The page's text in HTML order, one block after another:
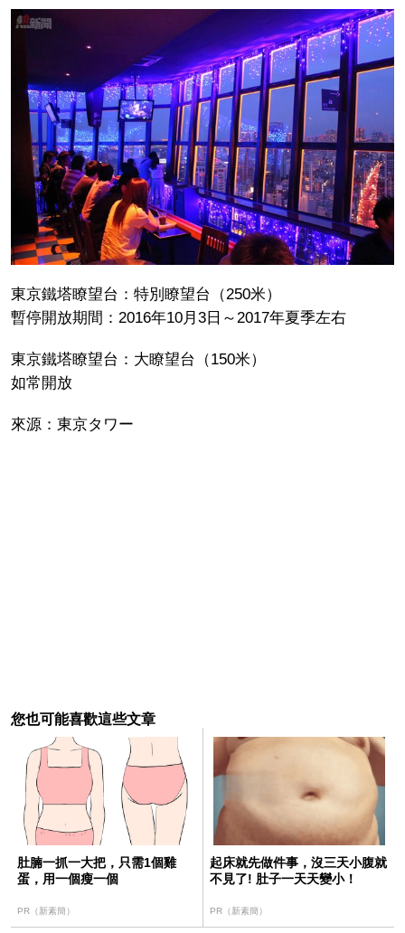
東京鐵塔瞭望台：特別瞭望台（250米）
暫停開放期間：2016年10月3日～2017年夏季左右
東京鐵塔瞭望台：大瞭望台（150米）
如常開放
來源：東京タワー
您也可能喜歡這些文章
肚腩一抓一大把，只需1個雞
蛋，用一個瘦一個
PR（新素簡）
起床就先做件事，沒三天小腹就
不見了! 肚子一天天變小！
PR（新素簡）